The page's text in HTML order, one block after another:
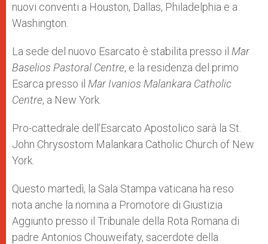
nuovi conventi a Houston, Dallas, Philadelphia e a
Washington.
La sede del nuovo Esarcato è stabilita presso il Mar
Baselios Pastoral Centre, e la residenza del primo
Esarca presso il Mar Ivanios Malankara Catholic
Centre, a New York.
Pro-cattedrale dell’Esarcato Apostolico sarà la St.
John Chrysostom Malankara Catholic Church of New
York.
Questo martedì, la Sala Stampa vaticana ha reso
nota anche la nomina a Promotore di Giustizia
Aggiunto presso il Tribunale della Rota Romana di
padre Antonios Chouweifaty, sacerdote della